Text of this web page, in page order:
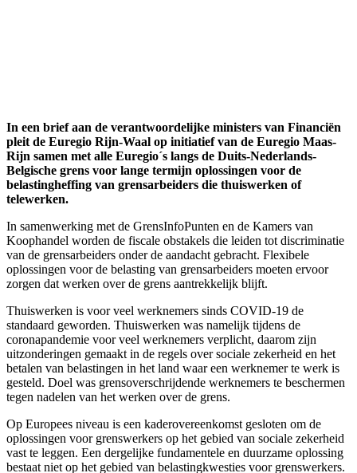
In een brief aan de verantwoordelijke ministers van Financiën
pleit de Euregio Rijn-Waal op initiatief van de Euregio Maas-
Rijn samen met alle Euregio´s langs de Duits-Nederlands-
Belgische grens voor lange termijn oplossingen voor de
belastingheffing van grensarbeiders die thuiswerken of
telewerken.
In samenwerking met de GrensInfoPunten en de Kamers van
Koophandel worden de fiscale obstakels die leiden tot discriminatie
van de grensarbeiders onder de aandacht gebracht. Flexibele
oplossingen voor de belasting van grensarbeiders moeten ervoor
zorgen dat werken over de grens aantrekkelijk blijft.
Thuiswerken is voor veel werknemers sinds COVID-19 de
standaard geworden. Thuiswerken was namelijk tijdens de
coronapandemie voor veel werknemers verplicht, daarom zijn
uitzonderingen gemaakt in de regels over sociale zekerheid en het
betalen van belastingen in het land waar een werknemer te werk is
gesteld. Doel was grensoverschrijdende werknemers te beschermen
tegen nadelen van het werken over de grens.
Op Europees niveau is een kaderovereenkomst gesloten om de
oplossingen voor grenswerkers op het gebied van sociale zekerheid
vast te leggen. Een dergelijke fundamentele en duurzame oplossing
bestaat niet op het gebied van belastingkwesties voor grenswerkers.